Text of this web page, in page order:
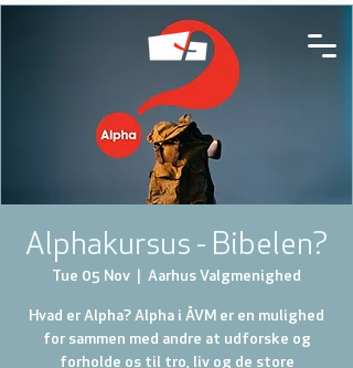
Alphakursus - Bibelen?
Tue 05 Nov Aarhus Valgmenighed
Hvad er Alpha? Alpha i ÅVM er en mulighed
for sammen med andre at udforske og
forholde os til tro, liv og de store